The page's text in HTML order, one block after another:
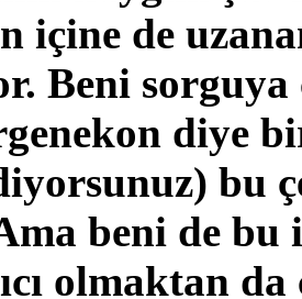
içine de
Beni
diye
bu
beni de bu
olmaktan